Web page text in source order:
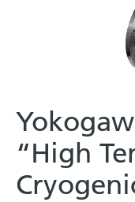
“High